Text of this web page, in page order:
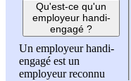
Qu'est-ce qu'un
employeur handi-
engagé ?
Un employeur handi-
engagé est un
employeur reconnu